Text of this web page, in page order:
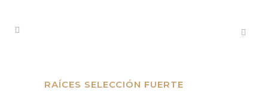
RAÍCES SELECCIÓN FUERTE